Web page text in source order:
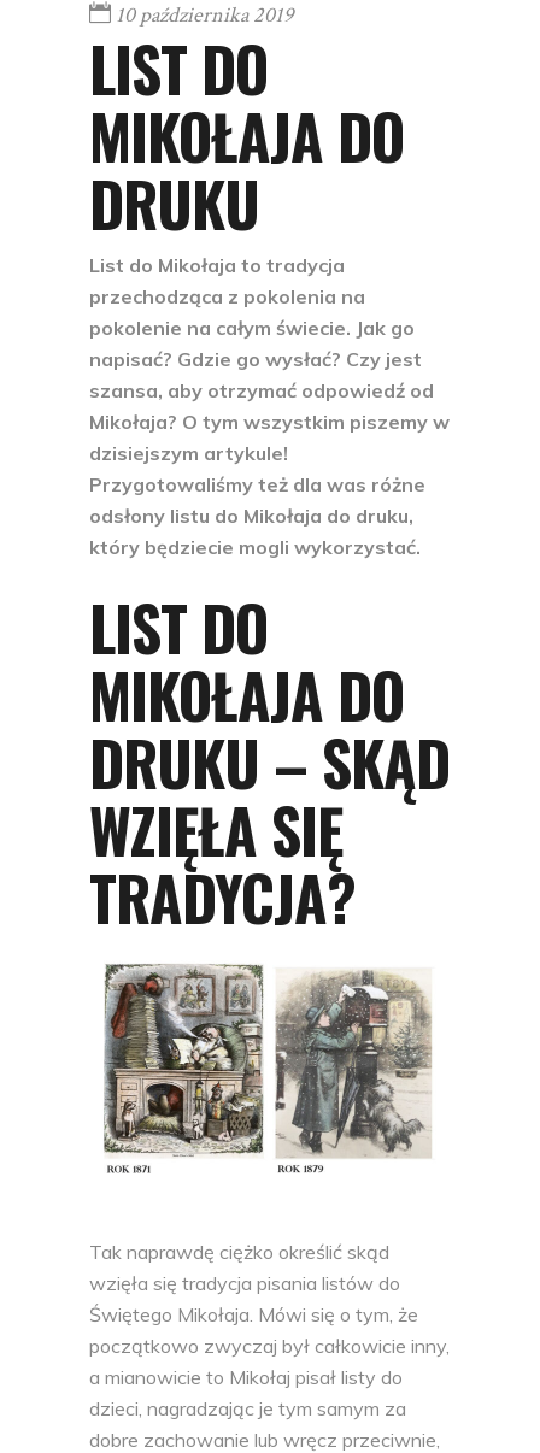
10 października 2019
LIST DO
MIKOŁAJA DO
DRUKU
List do Mikołaja to tradycja
przechodząca z pokolenia na
pokolenie na całym świecie. Jak go
napisać? Gdzie go wysłać? Czy jest
szansa, aby otrzymać odpowiedź od
Mikołaja? O tym wszystkim piszemy w
dzisiejszym artykule!
Przygotowaliśmy też dla was różne
odsłony listu do Mikołaja do druku,
który będziecie mogli wykorzystać.
LIST DO
MIKOŁAJA DO
DRUKU – SKĄD
WZIĘŁA SIĘ
TRADYCJA?
Tak naprawdę ciężko określić skąd
wzięła się tradycja pisania listów do
Świętego Mikołaja. Mówi się o tym, że
początkowo zwyczaj był całkowicie inny,
a mianowicie to Mikołaj pisał listy do
dzieci, nagradzając je tym samym za
dobre zachowanie lub wręcz przeciwnie,